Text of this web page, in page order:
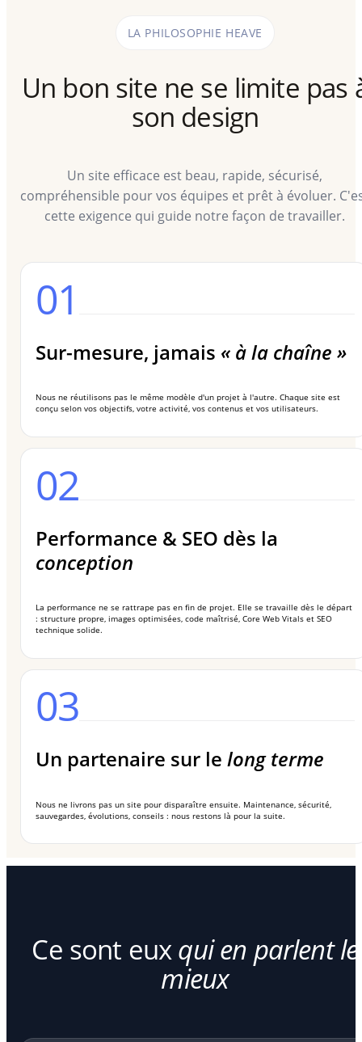
LA PHILOSOPHIE HEAVE
Un bon site ne se limite pas
son design
Un site efficace est beau, rapide, sécurisé,
compréhensible pour vos équipes et prêt à évoluer.
cette exigence qui guide notre façon de travailler.
01
Sur-mesure, jamais « à la chaîne »
Nous ne réutilisons pas le même modèle d'un projet à l'autre. Chaque site est
conçu selon vos objectifs, votre activité, vos contenus et vos utilisateurs.
02
Performance & SEO dès la
conception
La performance ne se rattrape pas en fin de projet. Elle se travaille dès le départ
: structure propre, images optimisées, code maîtrisé, Core Web Vitals et SEO
technique solide.
03
Un partenaire sur le long terme
Nous ne livrons pas un site pour disparaître ensuite. Maintenance, sécurité,
sauvegardes, évolutions, conseils : nous restons là pour la suite.
Ce sont euxqui en parlent le
mieux